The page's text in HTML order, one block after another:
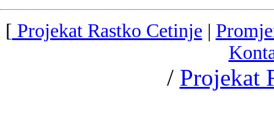
[ Projekat Rastko Cetinje |
/ Projekat